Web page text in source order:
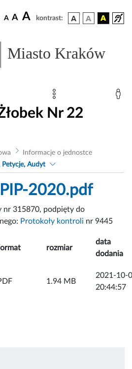
A A A kontrast:
Miasto Kraków
Nr 22
Informacje o jednostce
Petycje, Audyt
2020.pdf
nr 315870, podpięty do
Protokoły kontroli nr 9445
rozmiar
data
dodania
ZAŁĄCZNIK1.94 MB
2021-10-
20:44:57